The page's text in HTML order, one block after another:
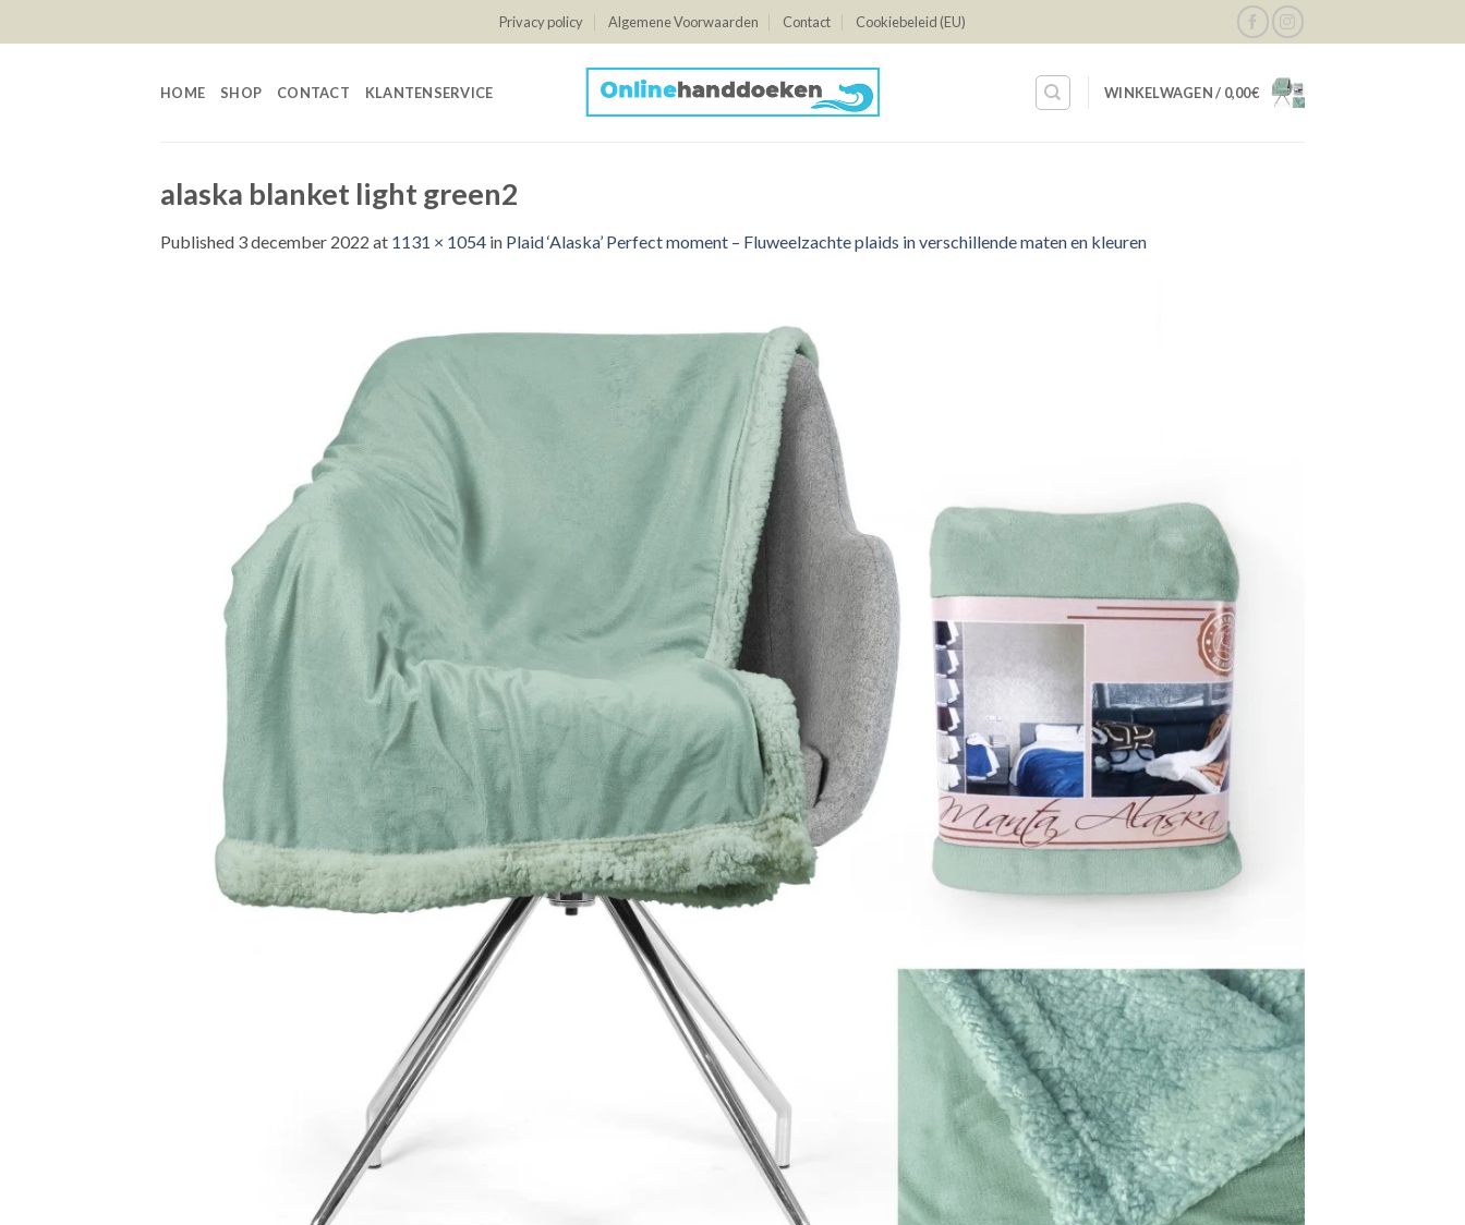
to
Privacy policy Algemene Voorwaarden Contact Cookiebeleid (EU)
HOME SHOP CONTACT KLANTENSERVICE WINKELWAGEN / 0,00€
alaska blanket light green2
Published 3 december 2022 at 1131 × 1054 in Plaid ‘Alaska’ Perfect moment – Fluweelzachte plaids in verschillende maten en kleuren